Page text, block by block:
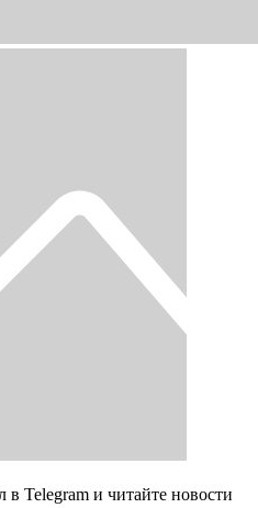
Telegram и читайте новости